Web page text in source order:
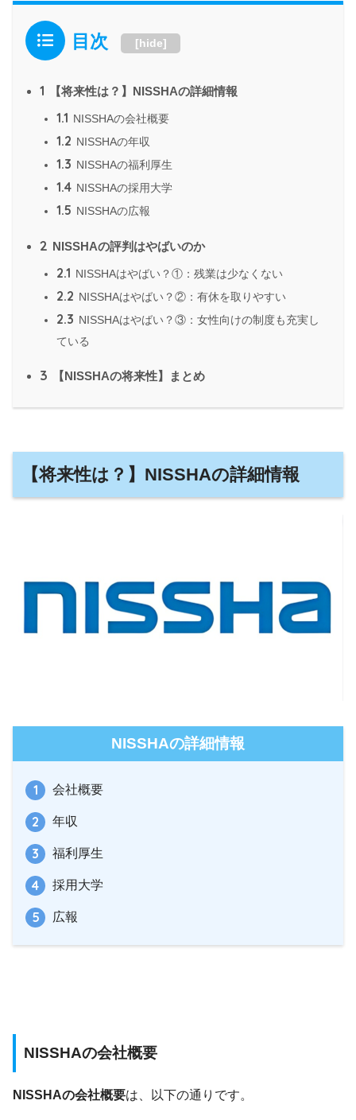
目次 [hide]
1 【将来性は？】NISSHAの詳細情報
1.1 NISSHAの会社概要
1.2 NISSHAの年収
1.3 NISSHAの福利厚生
1.4 NISSHAの採用大学
1.5 NISSHAの広報
2 NISSHAの評判はやばいのか
2.1 NISSHAはやばい？①：残業は少なくない
2.2 NISSHAはやばい？②：有休を取りやすい
2.3 NISSHAはやばい？③：女性向けの制度も充実し
ている
3 【NISSHAの将来性】まとめ
【将来性は？】NISSHAの詳細情報
NISSHAの詳細情報
会社概要
年収
福利厚生
採用大学
広報
NISSHAの会社概要
NISSHAの会社概要は、以下の通りです。